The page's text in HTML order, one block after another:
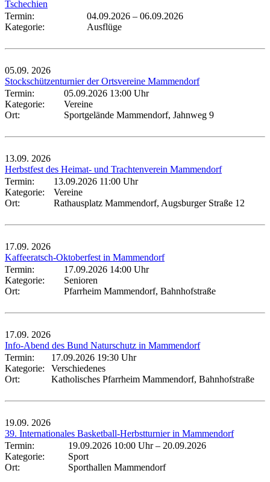
Tschechien
Termin:
04.09.2026 – 06.09.2026
Kategorie:
Ausflüge
05.09. 2026
Stockschützenturnier der Ortsvereine Mammendorf
Termin:
05.09.2026 13:00 Uhr
Kategorie:
Vereine
Ort:
Sportgelände Mammendorf, Jahnweg 9
13.09. 2026
Herbstfest des Heimat- und Trachtenverein Mammendorf
Termin:
13.09.2026 11:00 Uhr
Kategorie:
Vereine
Ort:
Rathausplatz Mammendorf, Augsburger Straße 12
17.09. 2026
Kaffeeratsch-Oktoberfest in Mammendorf
Termin:
17.09.2026 14:00 Uhr
Kategorie:
Senioren
Ort:
Pfarrheim Mammendorf, Bahnhofstraße
17.09. 2026
Info-Abend des Bund Naturschutz in Mammendorf
Termin:
17.09.2026 19:30 Uhr
Kategorie:
Verschiedenes
Ort:
Katholisches Pfarrheim Mammendorf, Bahnhofstraße
19.09. 2026
39. Internationales Basketball-Herbstturnier in Mammendorf
Termin:
19.09.2026 10:00 Uhr– 20.09.2026
Kategorie:
Sport
Ort:
Sporthallen Mammendorf